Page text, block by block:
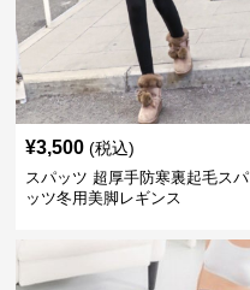
¥3,500 (税込)
スパッツ 超厚手防寒裏起毛スパ
ッツ冬用美脚レギンス